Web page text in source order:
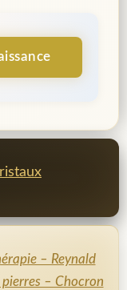
– Reynald
– Chocron